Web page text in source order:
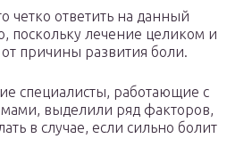
четко ответить на данный
поскольку лечение целиком и
причины развития боли.
специалисты, работающие с
выделили ряд факторов,
в случае, если сильно болит